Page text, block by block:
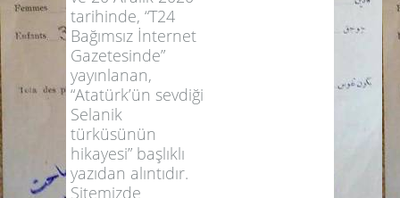
tarihinde, “T24
Bağımsız İnternet
Gazetesinde”
yayınlanan,
“Atatürk’ün sevdiği
Selanik
türküsünün
hikayesi” başlıklı
yazıdan alıntıdır.
Sitemizde